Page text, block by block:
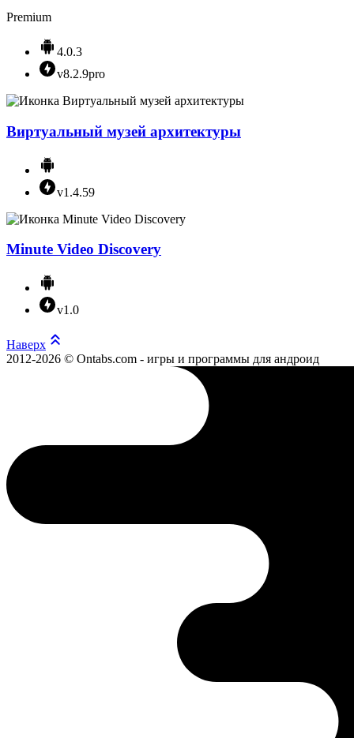
Premium
4.0.3
v8.2.9pro
Виртуальный музей архитектуры
v1.4.59
Minute Video Discovery
v1.0
Наверх
2012-2026 © Ontabs.com - игры и программы для андроид